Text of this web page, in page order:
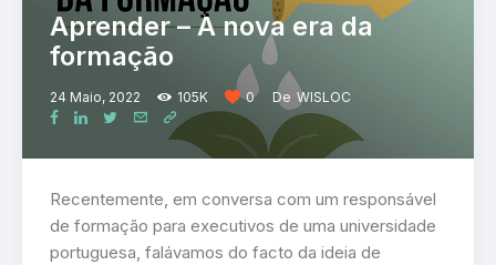
Aprender – A nova era da
formação
24 Maio, 2022 105K 0 De WISLOC
Recentemente, em conversa com um responsável
de formação para executivos de uma universidade
portuguesa, falávamos do facto da ideia de